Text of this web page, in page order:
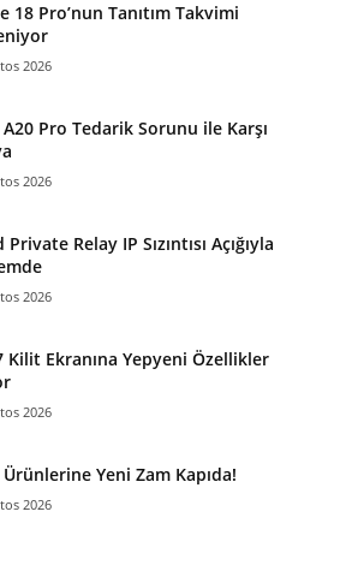
18 Pro’nun Tanıtım Takvimi
2026
Pro Tedarik Sorunu ile Karşı
2026
Relay IP Sızıntısı Açığıyla
2026
Kilit Ekranına Yepyeni Özellikler
2026
Yeni Zam Kapıda!
2026